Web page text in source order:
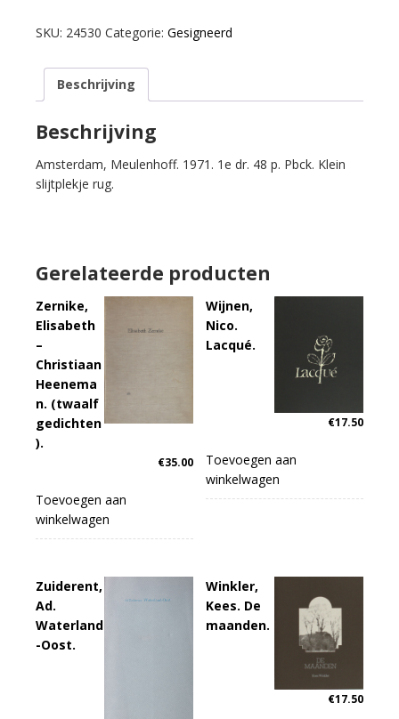
Niks
Romantic
Agony.
SKU: 24530 Categorie: Gesigneerd
Beschrijving
Beschrijving
Amsterdam, Meulenhoff. 1971. 1e dr. 48 p. Pbck. Klein
slijtplekje rug.
Gerelateerde producten
Zernike,
Elisabeth
–
Christiaan
Heenema
n. (twaalf
gedichten
).
€35.00
Toevoegen aan
winkelwagen
Wijnen,
Nico.
Lacqué.
€17.50
Toevoegen aan
winkelwagen
Zuiderent,
Ad.
Waterland
-Oost.
Winkler,
Kees. De
maanden.
€17.50